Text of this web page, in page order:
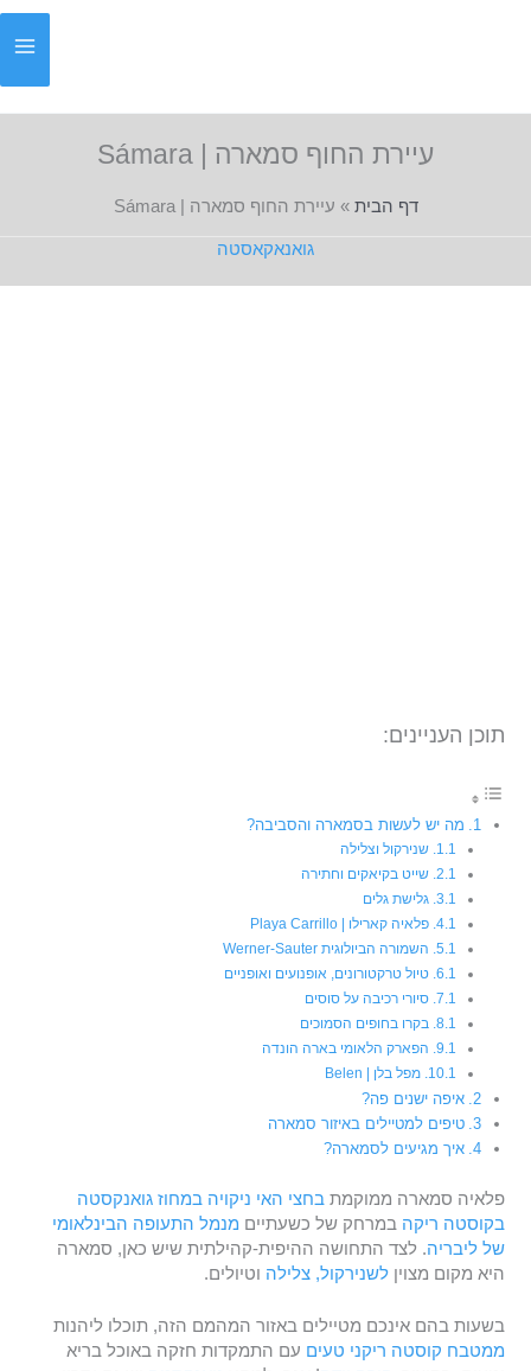
עיירת החוף סמארה | Sámara
דף הבית » עיירת החוף סמארה | Sámara
גואנאקאסטה
תוכן העניינים:
מה יש לעשות בסמארה והסביבה?
שנירקול וצלילה
שייט בקיאקים וחתירה
גלישת גלים
פלאיה קארילו | Playa Carrillo
השמורה הביולוגית Werner-Sauter
טיול טרקטורונים, אופנועים ואופניים
סיורי רכיבה על סוסים
בקרו בחופים הסמוכים
הפארק הלאומי בארה הונדה
מפל בלן | Belen
איפה ישנים פה?
טיפים למטיילים באיזור סמארה
איך מגיעים לסמארה?
פלאיה סמארה ממוקמת בחצי האי ניקויה במחוז גואנקסטה
בקוסטה ריקה במרחק של כשעתיים מנמל התעופה הבינלאומי
של ליבריה. לצד התחושה ההיפית-קהילתית שיש כאן, סמארה
היא מקום מצויןלשנירקול, צלילה וטיולים.
בשעות בהם אינכם מטיילים באזור המהמם הזה, תוכלו ליהנות
ממטבח קוסטה ריקני טעים עם התמקדות חזקה באוכל בריא